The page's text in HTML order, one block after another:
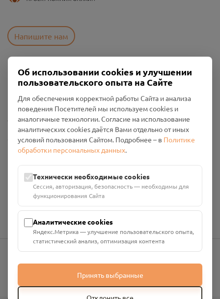
Напишите нам
Пользовательское соглашение
Политика конфиденциальности
Промо-материалы
Настройки cookies
Общество с ограниченной ответственностью «Смоленский
Проект Помним»
Юридический адрес: 216790, Смоленская область, р-н
Руднянский, г. Рудня, улица Западная, д. 26А, пом. 18
Номер счёта: 40702810901130004287 в АО "АЛЬФА-БАНК"
Кор. счёт: 30101810200000000593
info@pomnim.online
Об использовании cookies и улучшении
пользовательского опыта на Сайте
Для обеспечения корректной работы Сайта и анализа
поведения Посетителей мы используем cookies и
аналогичные технологии. Согласие на использование
аналитических cookies даётся Вами отдельно от иных
условий пользования Сайтом. Подробнее – в Политике
обработки персональных данных.
Технически необходимые cookies
Сессия, авторизация, безопасность — необходимы для
функционирования Сайта
Аналитические cookies
Яндекс.Метрика — улучшение пользовательского опыта,
статистический анализ, оптимизация контента
Принять выбранные